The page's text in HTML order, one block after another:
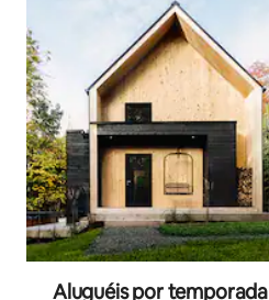
Aluguéis por temporada